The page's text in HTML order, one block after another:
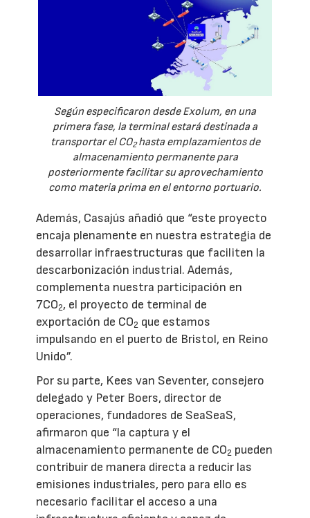
Según especificaron desde Exolum, en una
primera fase, la terminal estará destinada a
transportar el CO2hasta emplazamientos de
almacenamiento permanente para
posteriormente facilitar su aprovechamiento
como materia prima en el entorno portuario.
Además, Casajús añadió que “este proyecto
encaja plenamente en nuestra estrategia de
desarrollar infraestructuras que faciliten la
descarbonización industrial. Además,
complementa nuestra participación en
7CO2, el proyecto de terminal de
exportación de CO2 que estamos
impulsando en el puerto de Bristol, en Reino
Unido”.
Por su parte, Kees van Seventer, consejero
delegado y Peter Boers, director de
operaciones, fundadores de SeaSeaS,
afirmaron que “la captura y el
almacenamiento permanente de CO2 pueden
contribuir de manera directa a reducir las
emisiones industriales, pero para ello es
necesario facilitar el acceso a una